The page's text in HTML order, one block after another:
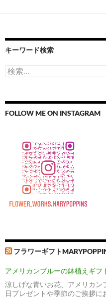
キーワード検索
検
索:
FOLLOW ME ON INSTAGRAM
フラワーギフト
アメリカンブルーの鉢植えギフ
涼しげな青いお花、アメリカン
日プレゼントや季節のご挨拶